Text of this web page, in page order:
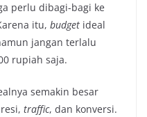
perlu dibagi-bagi ke
itu, budget ideal
jangan terlalu
rupiah saja.
semakin besar
traffic, dan konversi.